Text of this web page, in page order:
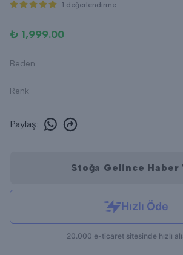
1 değerlendirme
₺ 1,999.00
Beden
Renk
Paylaş:
Stoğa Gelince Haber